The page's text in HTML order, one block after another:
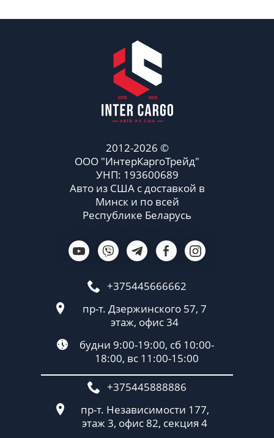
2012-2026 ©
ООО "ИнтерКаргоТрейд"
УНП: 193600689
Авто из США с доставкой в
Минск и по всей
Республике Беларусь
+375445666662
пр-т. Дзержинского 57, 7
этаж, офис 34
будни 9:00-19:00, сб 10:00-
18:00, вс 11:00-15:00
+375445888886
пр-т. Независимости 177,
этаж 3, офис 82, секция 4